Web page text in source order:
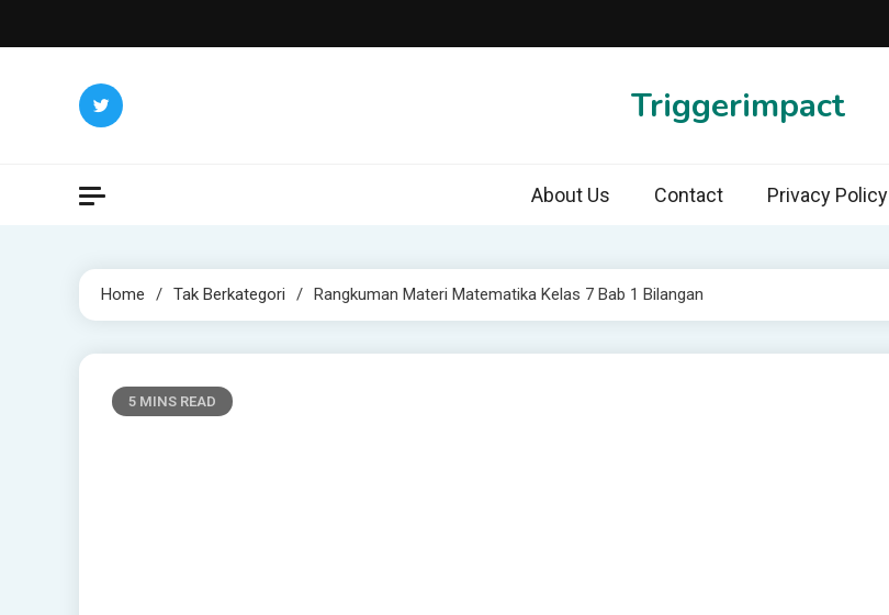
to
Triggerimpact
About Us Contact Privacy Policy
Home Tak Berkategori Rangkuman Materi Matematika Kelas 7 Bab 1 Bilangan
5 MINS READ